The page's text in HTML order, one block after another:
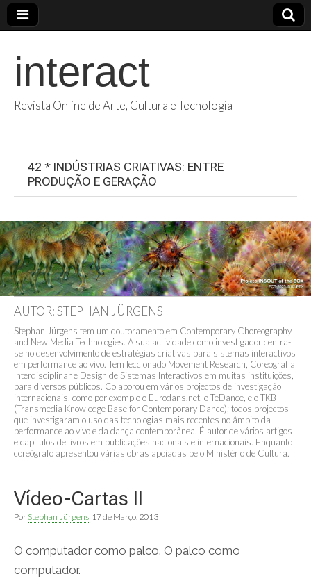
interact
Revista Online de Arte, Cultura e Tecnologia
42 * INDÚSTRIAS CRIATIVAS: ENTRE
PRODUÇÃO E GERAÇÃO
AUTOR: STEPHAN JÜRGENS
Stephan Jürgens tem um doutoramento em Contemporary Choreography
and New Media Technologies. A sua actividade como investigador centra-
se no desenvolvimento de estratégias criativas para sistemas interactivos
em performance ao vivo. Tem leccionado Movement Research, Coreografia
Interdisciplinar e Design de Sistemas Interactivos em muitas instituições,
para diversos públicos. Colaborou em vários projectos de investigação
internacionais, como por exemplo o Eurodans.net, o TeDance, e o TKB
(Transmedia Knowledge Base for Contemporary Dance); todos projectos
que investigaram o uso das tecnologias mais recentes no âmbito da
performance ao vivo e da dança contemporânea. É autor de vários artigos
e capítulos de livros em publicações nacionais e internacionais. Enquanto
coreógrafo apresentou várias obras apoiadas pelo Ministério de Cultura.
Vídeo-Cartas II
Por Stephan Jürgens 17 de Março, 2013
O computador como palco. O palco como
computador.